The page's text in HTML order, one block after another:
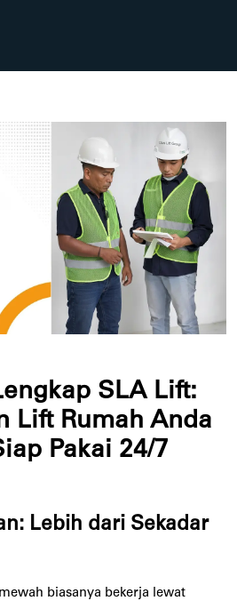
SLA Lift:
Lift Rumah Anda
Pakai 24/7
Lebih dari Sekadar
biasanya bekerja lewat